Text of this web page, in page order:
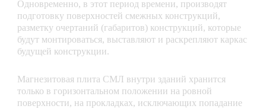
Одновременно, в этот период времени, производят
подготовку поверхностей смежных конструкций,
разметку очертаний (габаритов) конструкций, которые
будут монтироваться, выставляют и раскрепляют каркас
будущей конструкции.
Магнезитовая плита СМЛ внутри зданий хранится
только в горизонтальном положении на ровной
поверхности, на прокладках, исключающих попадание